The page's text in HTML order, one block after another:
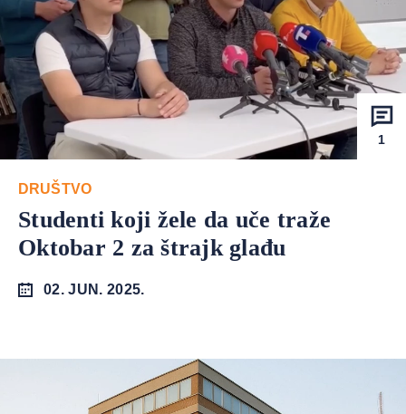
1
DRUŠTVO
Studenti koji žele da uče traže
Oktobar 2 za štrajk glađu
02. JUN. 2025.